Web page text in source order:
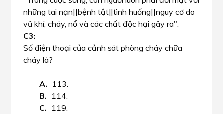
những tai nạn||bệnh tật||tình huống||nguy cơ do
vũ khí, cháy, nổ và các chất độc hại gây ra".
Số điện thoại của cảnh sát phòng cháy chữa
cháy là?
113.
114.
119.